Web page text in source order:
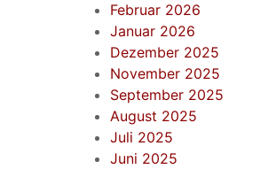
Februar 2026
Januar 2026
Dezember 2025
November 2025
September 2025
August 2025
Juli 2025
Juni 2025